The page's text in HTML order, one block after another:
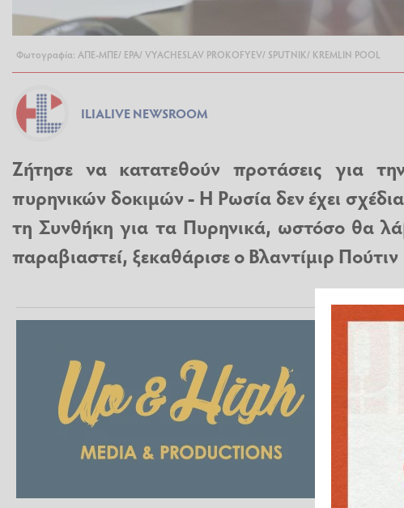
Φωτογραφία: ΑΠΕ-ΜΠΕ/ ΕΡΑ/ VYACHESLAV PROKOFYEV/ SPUTNIK/ KREMLIN POOL
ILIALIVE NEWSROOM
Ζήτησε να κατατεθούν προτάσεις για
πυρηνικών δοκιμών - Η Ρωσία δεν έχει
τη Συνθήκη για τα Πυρηνικά, ωστόσο θα
παραβιαστεί, ξεκαθάρισε ο Βλαντίμιρ Πούτιν